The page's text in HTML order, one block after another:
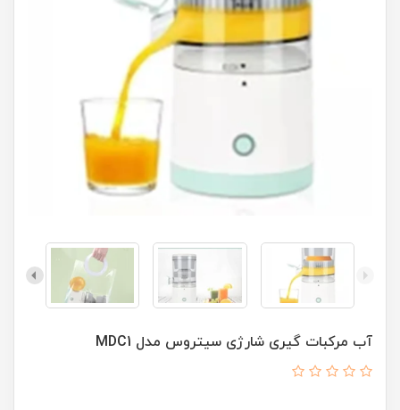
آب مرکبات گیری شارژی سیتروس مدل MDC1